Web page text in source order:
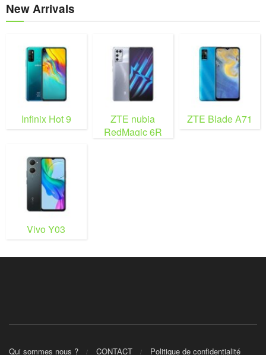
New Arrivals
Infinix Hot 9
ZTE nubia
RedMagic 6R
ZTE Blade A71
Vivo Y03
Qui sommes nous ? CONTACT Politique de confidentialité